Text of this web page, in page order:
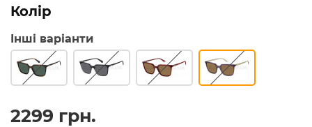
Колір
Інші варіанти
2299 грн.